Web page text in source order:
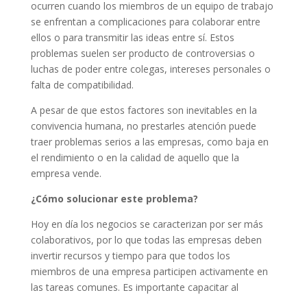
ocurren cuando los miembros de un equipo de trabajo
se enfrentan a complicaciones para colaborar entre
ellos o para transmitir las ideas entre sí. Estos
problemas suelen ser producto de controversias o
luchas de poder entre colegas, intereses personales o
falta de compatibilidad.
A pesar de que estos factores son inevitables en la
convivencia humana, no prestarles atención puede
traer problemas serios a las empresas, como baja en
el rendimiento o en la calidad de aquello que la
empresa vende.
¿Cómo solucionar este problema?
Hoy en día los negocios se caracterizan por ser más
colaborativos, por lo que todas las empresas deben
invertir recursos y tiempo para que todos los
miembros de una empresa participen activamente en
las tareas comunes. Es importante capacitar al